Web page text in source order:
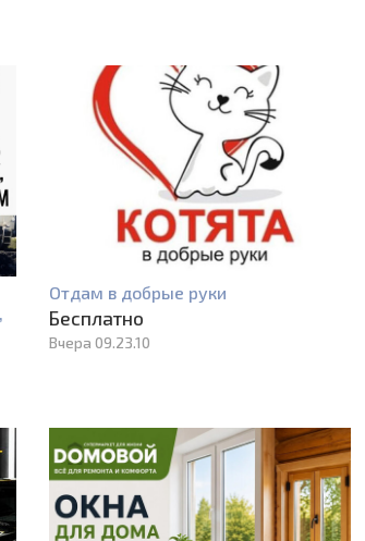
Отдам в добрые руки
Бесплатно
Вчера 09.23.10